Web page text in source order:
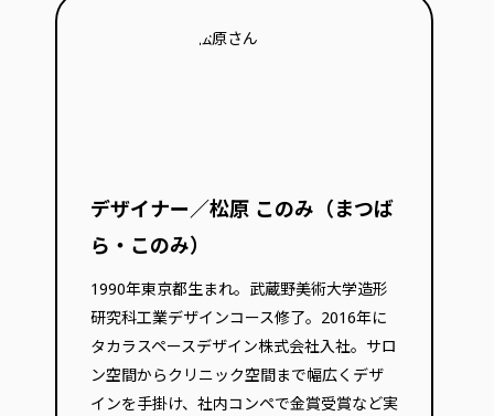
デザイナー／松原 このみ（まつば
ら・このみ）
1990年東京都生まれ。武蔵野美術大学造形
研究科工業デザインコース修了。2016年に
タカラスペースデザイン株式会社入社。サロ
ン空間からクリニック空間まで幅広くデザ
インを手掛け、社内コンペで金賞受賞など実